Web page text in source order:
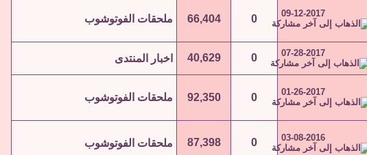
09-12-2017
0
66,404 ملحقات الفوتوشوب
07-28-2017
0
40,629 اخبار المنتدى
01-26-2017
0
92,350 ملحقات الفوتوشوب
03-08-2016
0
87,398 ملحقات الفوتوشوب